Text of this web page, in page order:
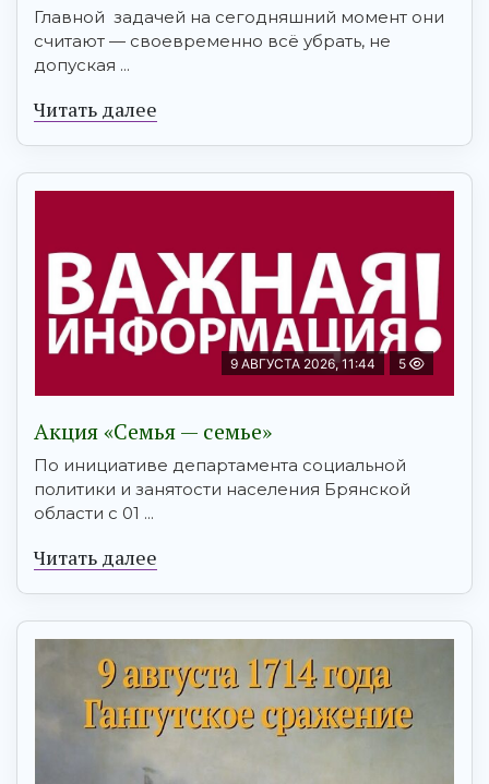
Главной задачей на сегодняшний момент они
считают — своевременно всё убрать, не
допуская ...
Читать далее
9 АВГУСТА 2026, 11:44 5
Акция «Семья — семье»
По инициативе департамента социальной
политики и занятости населения Брянской
области с 01 ...
Читать далее